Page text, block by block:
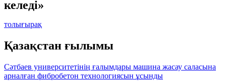
келеді»
толығырақ
Қазақстан ғылымы
Сәтбаев университетінің ғалымдары машина жасау саласына
арналған фибробетон технологиясын ұсынды